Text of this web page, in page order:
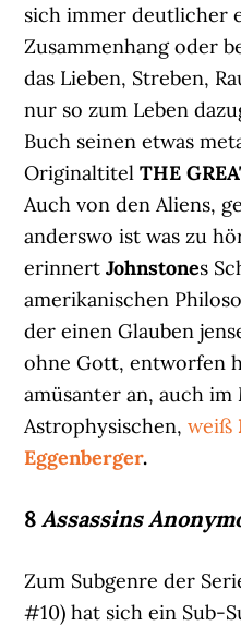
sich immer deutlicher
Zusammenhang oder
das Lieben, Streben,
nur so zum Leben
Buch seinen etwas
OriginaltitelTHE
Auch von den Aliens,
anderswo ist was zu
erinnertJohnstones
amerikanischen
der einen Glauben
ohne Gott, entworfen
amüsanter an, auch
Astrophysischen,weiß
Eggenberger.
8Assassins
Zum Subgenre der
#10) hat sich ein Sub-